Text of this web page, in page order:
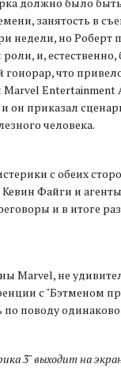
занятость в
недели, но Роберт
и, естественно,
что
Marvel Entertainment
он приказал
человека.
с обеих
Файги и
и в итоге
Marvel, не
с "Бэтменом
по поводу
3" выходит на